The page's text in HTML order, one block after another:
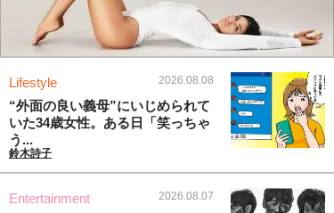
Lifestyle 2026.08.08
“外面の良い義母”にいじめられて
いた34歳女性。ある日「笑っちゃ
う...
鈴木詩子
Entertainment 2026.08.07